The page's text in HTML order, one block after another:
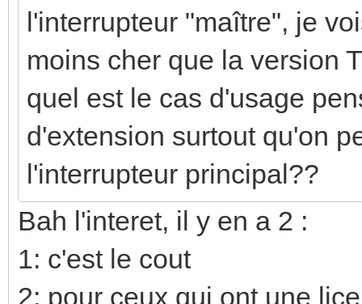
l'interrupteur "maître", je
moins cher que la version
quel est le cas d'usage
d'extension surtout qu'on
l'interrupteur principal??
Bah l'interet, il y en a 2 :
1: c'est le cout
2: pour ceux qui ont une